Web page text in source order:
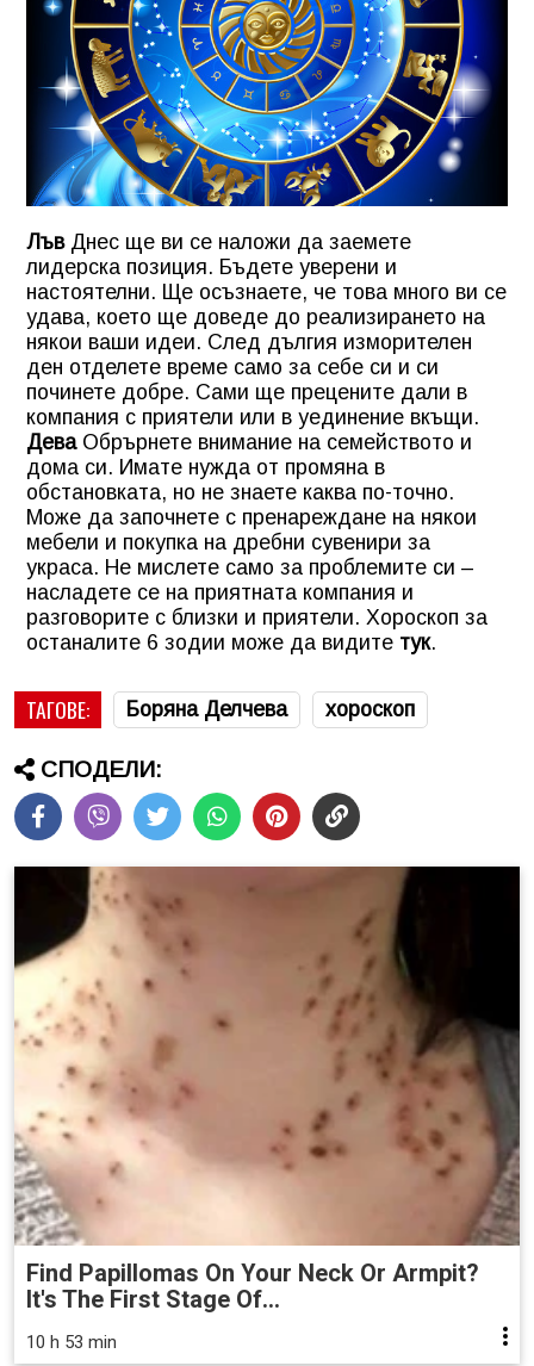
ЛъвДнес ще ви се наложи да заемете
лидерска позиция. Бъдете уверени и
настоятелни. Ще осъзнаете, че това много ви се
удава, което ще доведе до реализирането на
някои ваши идеи. След дългия изморителен
ден отделете време само за себе си и си
починете добре. Сами ще прецените дали в
компания с приятели или в уединение вкъщи.
ДеваОбрърнете внимание на семейството и
дома си. Имате нужда от промяна в
обстановката, но не знаете каква по-точно.
Може да започнете с пренареждане на някои
мебели и покупка на дребни сувенири за
украса. Не мислете само за проблемите си –
насладете се на приятната компания и
разговорите с близки и приятели. Хороскоп за
останалите 6 зодии може да видите тук.
ТАГОВЕ: Боряна Делчева хороскоп
СПОДЕЛИ:
Find Papillomas On Your Neck Or Armpit?
It's The First Stage Of...
10 h 53 min